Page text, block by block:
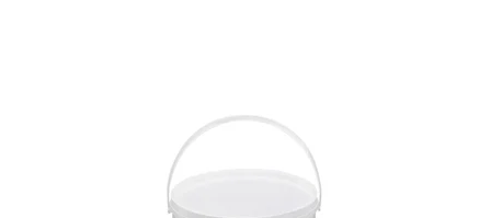
jsou rychle rozpustné. Ideální hodnota pH je mezi 7,2 a
7,4. Neutrální pH zabraňuje...
Skladem
19642
Desjoyaux